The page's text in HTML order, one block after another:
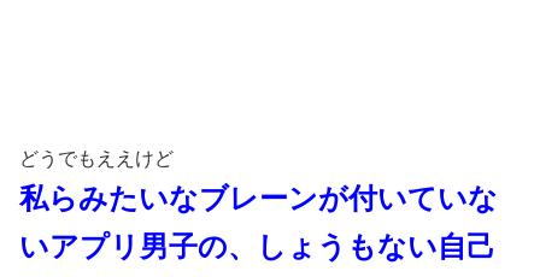
どうでもええけど
私らみたいなブレーンが付いていな
いアプリ男子の、
しょうもない自己